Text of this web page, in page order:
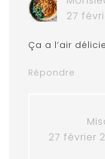
27
Ça a l’air
Répondre
27 février